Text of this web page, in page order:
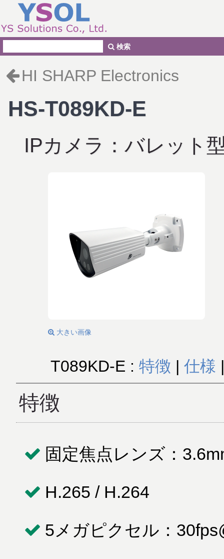
HI SHARP Electronics
HS-T089KD-E
IPカメラ：バレット
大きい画像
T089KD-E : 特徴 | 仕様
特徴
固定焦点レンズ：
H.265 / H.264
5メガピクセル：
検索